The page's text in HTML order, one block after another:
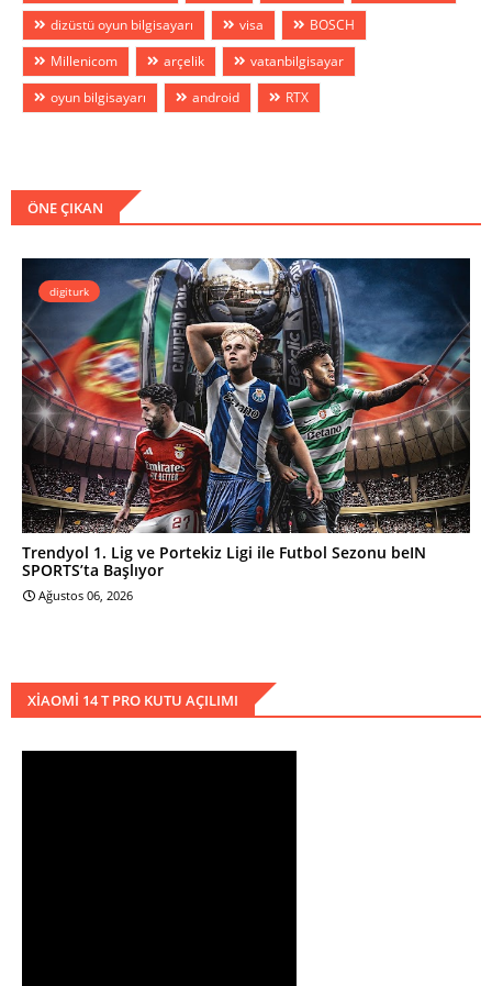
dizüstü oyun bilgisayarı
visa
BOSCH
Millenicom
arçelik
vatanbilgisayar
oyun bilgisayarı
android RTX
ÖNE ÇIKAN
digiturk
Trendyol 1. Lig ve Portekiz Ligi ile Futbol Sezonu beIN
SPORTS’ta Başlıyor
Ağustos 06, 2026
XIAOMI 14 T PRO KUTU AÇILIMI